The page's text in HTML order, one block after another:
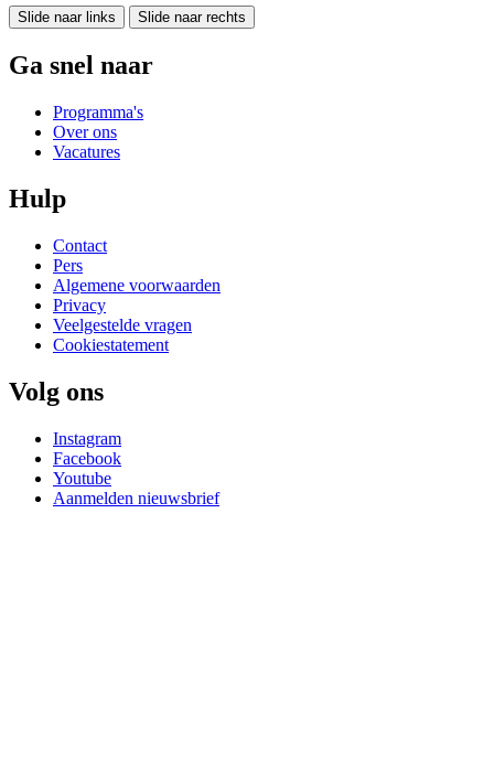
Slide naar links Slide naar rechts
Ga snel naar
Programma's
Over ons
Vacatures
Hulp
Contact
Pers
Algemene voorwaarden
Privacy
Veelgestelde vragen
Cookiestatement
Volg ons
Instagram
Facebook
Youtube
Aanmelden nieuwsbrief